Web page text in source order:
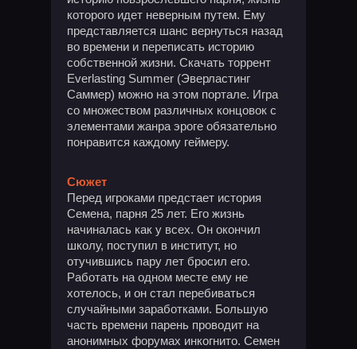
которого идет неверным путем. Ему
представляется шанс вернуться назад
во времени и переписать историю
собственной жизни. Скачать торрент
Everlasting Summer (Эверластинг
Саммер) можно на этом портале. Игра
со множеством различных концовок с
элементами жанра эроге обязательно
понравится каждому геймеру.
Сюжет
Перед игроками предстает история
Семена, парня 25 лет. Его жизнь
начиналась как у всех. Он окончил
школу, поступил в институт, но
отучившись пару лет бросил его.
Работать на одном месте ему не
хотелось, и он стал перебиваться
случайными заработками. Большую
часть времени парень проводит на
анонимных форумах инкогнито. Семен